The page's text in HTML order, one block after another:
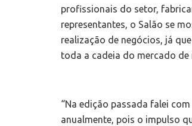
profissionais do setor,
representantes, o Salão se
realização de negócios, já
toda a cadeia do mercado de
“Na edição passada falei
anualmente, pois o impulso